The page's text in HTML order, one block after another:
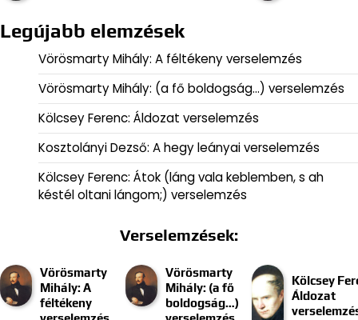
Legújabb elemzések
Vörösmarty Mihály: A féltékeny verselemzés
Vörösmarty Mihály: (a fő boldogság…) verselemzés
Kölcsey Ferenc: Áldozat verselemzés
Kosztolányi Dezső: A hegy leányai verselemzés
Kölcsey Ferenc: Átok (láng vala keblemben, s ah
késtél oltani lángom;) verselemzés
Verselemzések:
Vörösmarty
Mihály: A
féltékeny
Vörösmarty
Mihály: (a fő
boldogság…)
Kölcsey
Áldozat